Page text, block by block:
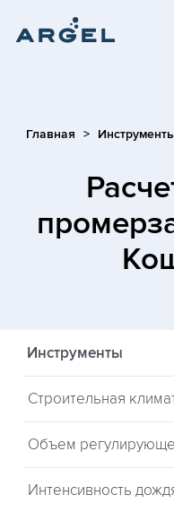
Главная
Инструменты
Строительная
Объем
Интенсивность